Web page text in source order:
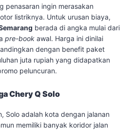
penasaran ingin merasakan
listriknya. Untuk urusan biaya,
berada di angka mulai dari
pre-book awal. Harga ini dinilai
dengan benefit paket
juta rupiah yang didapatkan
peluncuran.
Chery Q Solo
Solo adalah kota dengan jalanan
memiliki banyak koridor jalan